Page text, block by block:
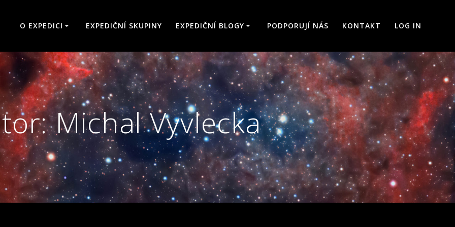
O EXPEDICI EXPEDIČNÍ SKUPINY EXPEDIČNÍ BLOGY PODPORUJÍ NÁS KONTAKT LOG IN
Michal Vyvlecka